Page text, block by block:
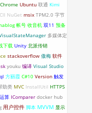
Chrome Ubuntu 联通 Kimi
NuGet msix TPM2.0 字节
帐号 收音机 双11 预备
多媒体定
下载 Unity 北派传销
stackoverflow 傲梅 软件
youku 编译 Visual Studio
方丽霞 C#10 Version 触发
助类 MVC InstallUtil HTTPS
算 IComparer docker hub
用户控件 脚本 MVVM 显示